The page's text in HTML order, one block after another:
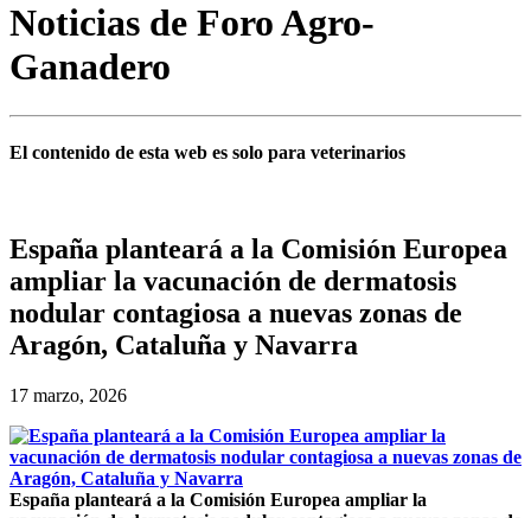
Noticias de Foro Agro-
Ganadero
El contenido de esta web es solo para veterinarios
España planteará a la Comisión Europea
ampliar la vacunación de dermatosis
nodular contagiosa a nuevas zonas de
Aragón, Cataluña y Navarra
17 marzo, 2026
España planteará a la Comisión Europea ampliar la